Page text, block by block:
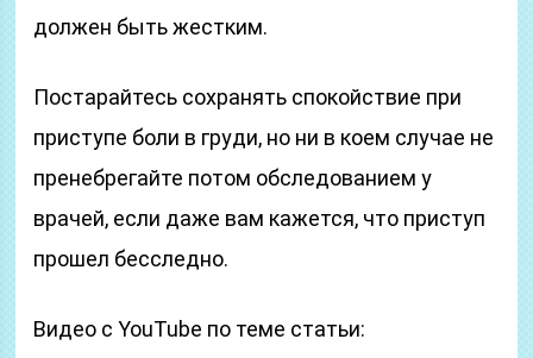
должен быть жестким.
Постарайтесь сохранять спокойствие при
приступе боли в груди, но ни в коем случае не
пренебрегайте потом обследованием у
врачей, если даже вам кажется, что приступ
прошел бесследно.
Видео с YouTube по теме статьи: